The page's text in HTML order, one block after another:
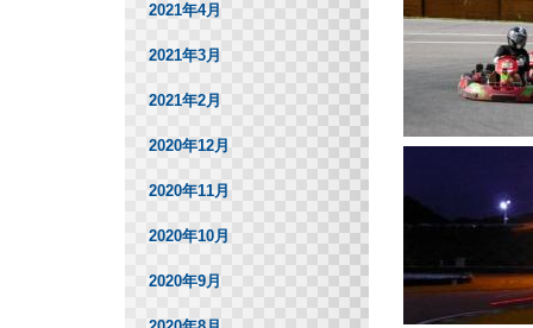
2021年4月
2021年3月
2021年2月
2020年12月
2020年11月
2020年10月
2020年9月